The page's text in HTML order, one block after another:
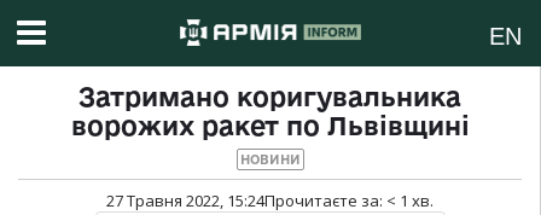
EN
Затримано коригувальника
ворожих ракет по Львівщині
НОВИНИ
27 Травня 2022, 15:24Прочитаєте за: < 1 хв.